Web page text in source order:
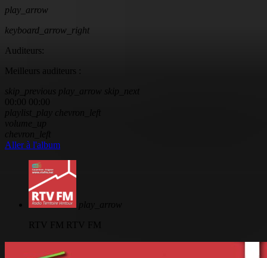
play_arrow
keyboard_arrow_right
Auditeurs:
Meilleurs auditeurs :
skip_previous play_arrow skip_next
00:00 00:00
Aller à l'album